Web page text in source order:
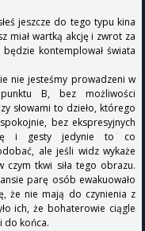
jeszcze do tego typu kina
miał wartką akcję i zwrot za
kontemplował świata
nie jesteśmy prowadzeni w
B, bez możliwości
słowami to dzieło, którego
bez ekspresyjnych
i gesty jedynie to co
ale jeśli widz wykaże
tkwi siła tego obrazu.
parę osób ewakuowało
że nie mają do czynienia z
ich, że bohaterowie ciągle
do końca.